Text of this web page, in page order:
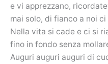
e vi apprezzano,
mai solo, di fianco a noi
Nella vita si cade e ci si
fino in fondo senza
Auguri auguri auguri di